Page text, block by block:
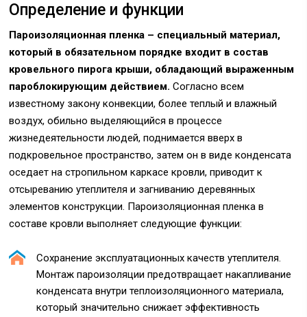
Определение и функции
Пароизоляционная пленка – специальный материал,
который в обязательном порядке входит в состав
кровельного пирога крыши, обладающий выраженным
пароблокирующим действием. Согласно всем
известному закону конвекции, более теплый и влажный
воздух, обильно выделяющийся в процессе
жизнедеятельности людей, поднимается вверх в
подкровельное пространство, затем он в виде конденсата
оседает на стропильном каркасе кровли, приводит к
отсыреванию утеплителя и загниванию деревянных
элементов конструкции. Пароизоляционная пленка в
составе кровли выполняет следующие функции:
Сохранение эксплуатационных качеств утеплителя.
Монтаж пароизоляции предотвращает накапливание
конденсата внутри теплоизоляционного материала,
который значительно снижает эффективность